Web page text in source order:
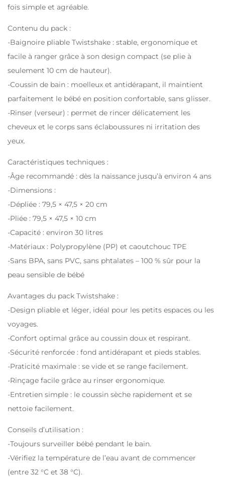
fois simple et agréable.
Contenu du pack :
-Baignoire pliable Twistshake : stable, ergonomique et
facile à ranger grâce à son design compact (se plie à
seulement 10 cm de hauteur).
-Coussin de bain : moelleux et antidérapant, il maintient
parfaitement le bébé en position confortable, sans glisser.
-Rinser (verseur) : permet de rincer délicatement les
cheveux et le corps sans éclaboussures ni irritation des
yeux.
Caractéristiques techniques :
-Âge recommandé : dès la naissance jusqu’à environ 4 ans
-Dimensions :
-Dépliée : 79,5 × 47,5 × 20 cm
-Pliée : 79,5 × 47,5 × 10 cm
-Capacité : environ 30 litres
-Matériaux : Polypropylène (PP) et caoutchouc TPE
-Sans BPA, sans PVC, sans phtalates – 100 % sûr pour la
peau sensible de bébé
Avantages du pack Twistshake :
-Design pliable et léger, idéal pour les petits espaces ou les
voyages.
-Confort optimal grâce au coussin doux et respirant.
-Sécurité renforcée : fond antidérapant et pieds stables.
-Praticité maximale : se vide et se range facilement.
-Rinçage facile grâce au rinser ergonomique.
-Entretien simple : le coussin sèche rapidement et se
nettoie facilement.
Conseils d’utilisation :
-Toujours surveiller bébé pendant le bain.
-Vérifiez la température de l’eau avant de commencer
(entre 32 °C et 38 °C).